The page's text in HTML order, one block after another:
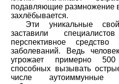
подавляющие размножение
захлёбывается.
Эти уникальные
заставили
перспективное
заболеваний. Ведь
угрожает примерно
способных вызывать
числе аутоиммунные